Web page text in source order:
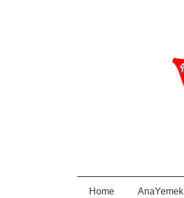
Home AnaYemek